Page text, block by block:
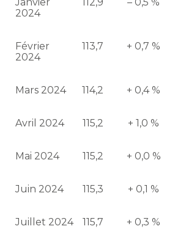
2024
Février
2024
113,7 + 0,7 %
Mars 2024 114,2 + 0,4 %
Avril 2024 115,2 + 1,0 %
Mai 2024 115,2 + 0,0 %
Juin 2024 115,3 + 0,1 %
Juillet 2024 115,7 + 0,3 %